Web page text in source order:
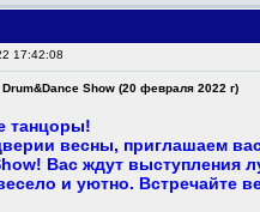
17:42:08
Show (20 февраля 2022 г)
танцоры!
весны, приглашаем
Вас ждут выступления
и уютно. Встречайте